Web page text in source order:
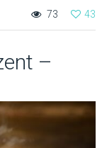
43
73
–